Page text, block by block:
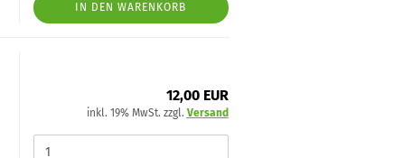
IN DEN WARENKORB
12,00 EUR
inkl. 19% MwSt. zzgl. Versand